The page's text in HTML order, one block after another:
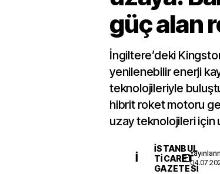
güç alan
İngiltere’deki
yenilenebilir enerji
teknolojileriyle
hibrit roket motoru
uzay teknolojileri için
İ
İSTANBUL
TICARET
GAZETESI